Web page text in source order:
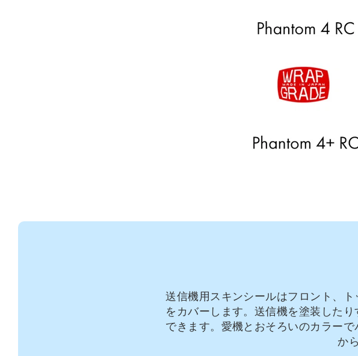
送信機用スキンシールはフロント、
をカバーします。送信機を塗装した
できます。愛機とおそろいのカラー
か